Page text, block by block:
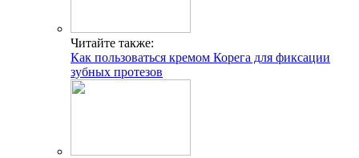
Читайте также:
Как пользоваться кремом Корега для фиксации
зубных протезов